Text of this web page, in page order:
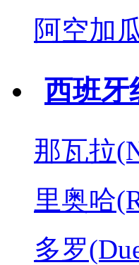
阿空加
西班牙
那瓦拉
里奥哈
多罗